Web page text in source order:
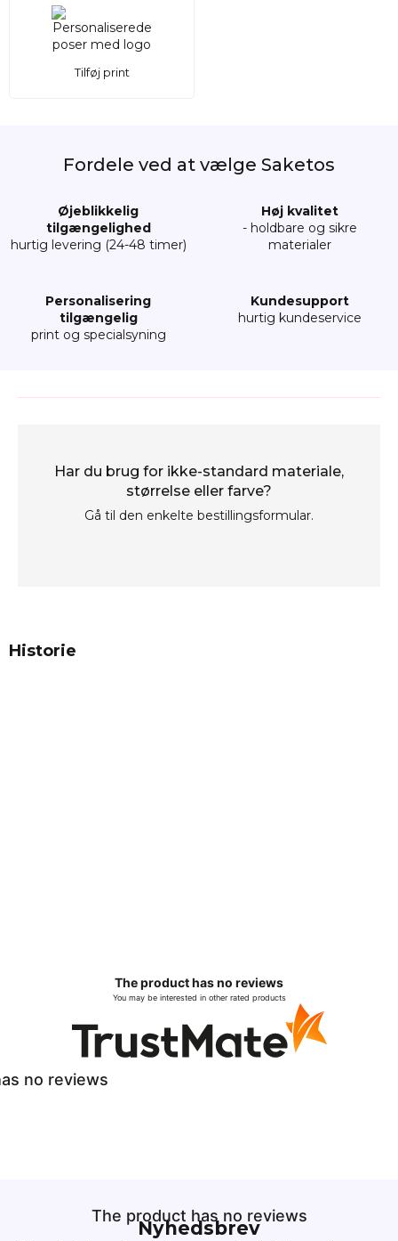
Tilføj print
Fordele ved at vælge Saketos
Øjeblikkelig
tilgængelighed
hurtig levering (24-48 timer)
Høj kvalitet
- holdbare og sikre
materialer
Personalisering
tilgængelig
print og specialsyning
Kundesupport
hurtig kundeservice
Har du brug for ikke-standard materiale,
størrelse eller farve?
Gå til den enkelte bestillingsformular.
Historie
The product has no reviews
You may be interested in other rated products
no reviews
The product has no reviews
Nyhedsbrev